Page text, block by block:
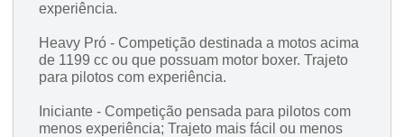
experiência.
Heavy Pró - Competição destinada a motos acima
de 1199 cc ou que possuam motor boxer. Trajeto
para pilotos com experiência.
Iniciante - Competição pensada para pilotos com
menos experiência; Trajeto mais fácil ou menos